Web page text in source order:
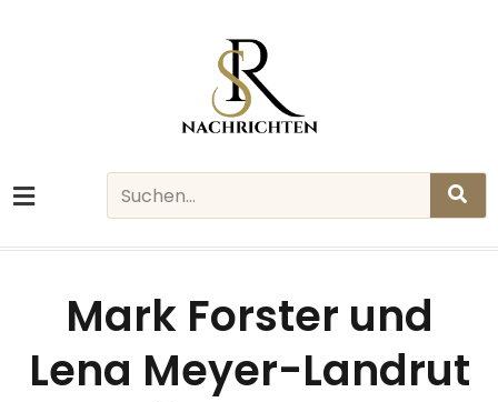
Mark Forster und
Lena Meyer-Landrut